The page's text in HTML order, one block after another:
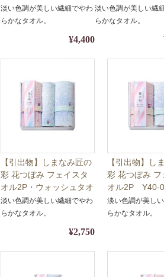
ォッシュタオル Y40-
08【ギフト・名披露目・
淡い色調が美しい繊細でやわ
らかなタオル。
¥4,400
Y40-07【ギフト
目・タオル】【包
淡い色調が美しい繊
らかなタオル。
【引出物】しまなみ匠の
彩 花つぼみ フェイスタ
オル2P・ウォッシュタオ
ル Y40-05【ギフト・名
披露目・タオル】【包
淡い色調が美しい繊細でやわ
らかなタオル。
¥2,750
【引出物】し
彩 花つぼみ フ
オル2P Y40-
ト・名披露目
【包装・熨斗
淡い色調が美し
らかなタオル。